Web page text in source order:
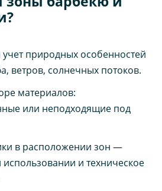
природных особенностей
ветров, солнечных потоков.
материалов:
или неподходящие под
в расположении зон —
использовании и техническое